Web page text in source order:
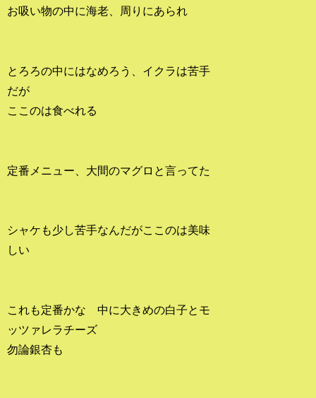
お吸い物の中に海老、周りにあられ
とろろの中にはなめろう、イクラは苦手
だが
ここのは食べれる
定番メニュー、大間のマグロと言ってた
シャケも少し苦手なんだがここのは美味
しい
これも定番かな 中に大きめの白子とモ
ッツァレラチーズ
勿論銀杏も